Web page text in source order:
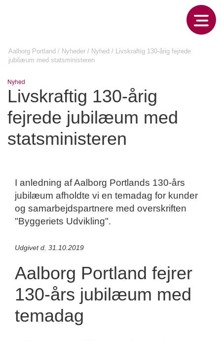
Aalborg Portland / Nyheder / Nyhed / Livskraftig 130-årig fejrede
jubilæum med statsministeren
Nyhed
Livskraftig 130-årig
fejrede jubilæum med
statsministeren
I anledning af Aalborg Portlands 130-års
jubilæum afholdte vi en temadag for kunder
og samarbejdspartnere med overskriften
"Byggeriets Udvikling".
Udgivet d. 31.10.2019
Aalborg Portland fejrer
130-års jubilæum med
temadag